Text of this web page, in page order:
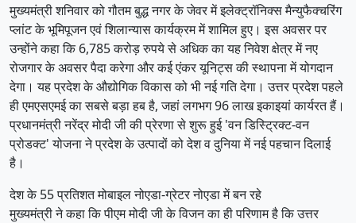
मुख्यमंत्री शनिवार को गौतम बुद्ध नगर के जेवर में इलेक्ट्रॉनिक्स मैन्युफैक्चरिंग
प्लांट के भूमिपूजन एवं शिलान्यास कार्यक्रम में शामिल हुए। इस अवसर पर
उन्होंने कहा कि 6,785 करोड़ रुपये से अधिक का यह निवेश क्षेत्र में नए
रोजगार के अवसर पैदा करेगा और कई एंकर यूनिट्स की स्थापना में योगदान
देगा। यह प्रदेश के औद्योगिक विकास को भी नई गति देगा। उत्तर प्रदेश पहले
ही एमएसएमई का सबसे बड़ा हब है, जहां लगभग 96 लाख इकाइयां कार्यरत हैं।
प्रधानमंत्री नरेंद्र मोदी जी की प्रेरणा से शुरू हुई 'वन डिस्ट्रिक्ट-वन
प्रोडक्ट' योजना ने प्रदेश के उत्पादों को देश व दुनिया में नई पहचान दिलाई
है।
देश के 55 प्रतिशत मोबाइल नोएडा-ग्रेटर नोएडा में बन रहे
मुख्यमंत्री ने कहा कि पीएम मोदी जी के विजन का ही परिणाम है कि उत्तर